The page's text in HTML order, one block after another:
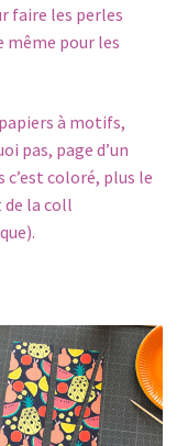
faire les perles
même pour les
à motifs,
pas, page d’un
c’est coloré, plus le
de la coll